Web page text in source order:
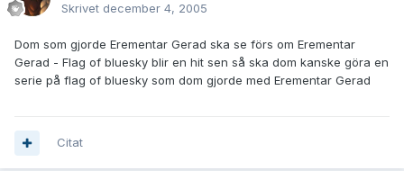
Skrivet december 4, 2005
Dom som gjorde Erementar Gerad ska se förs om Erementar
Gerad - Flag of bluesky blir en hit sen så ska dom kanske göra en
serie på flag of bluesky som dom gjorde med Erementar Gerad
Citat